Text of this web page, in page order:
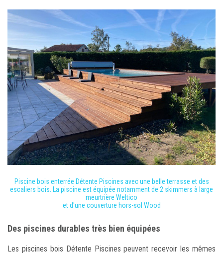
Piscine bois enterrée Détente Piscines avec une belle terrasse et des
escaliers bois. La piscine est équipée notamment de 2 skimmers à large
meurtrière Weltico
et d'une couverture hors-sol Wood
Des piscines durables très bien équipées
Les piscines bois Détente Piscines peuvent recevoir les mêmes